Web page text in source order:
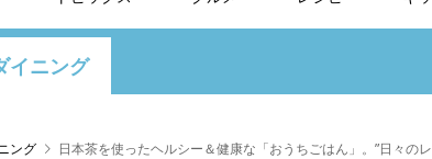
イニング
ング 日本茶を使ったヘルシー＆健康な「おうちごはん」。”日々の